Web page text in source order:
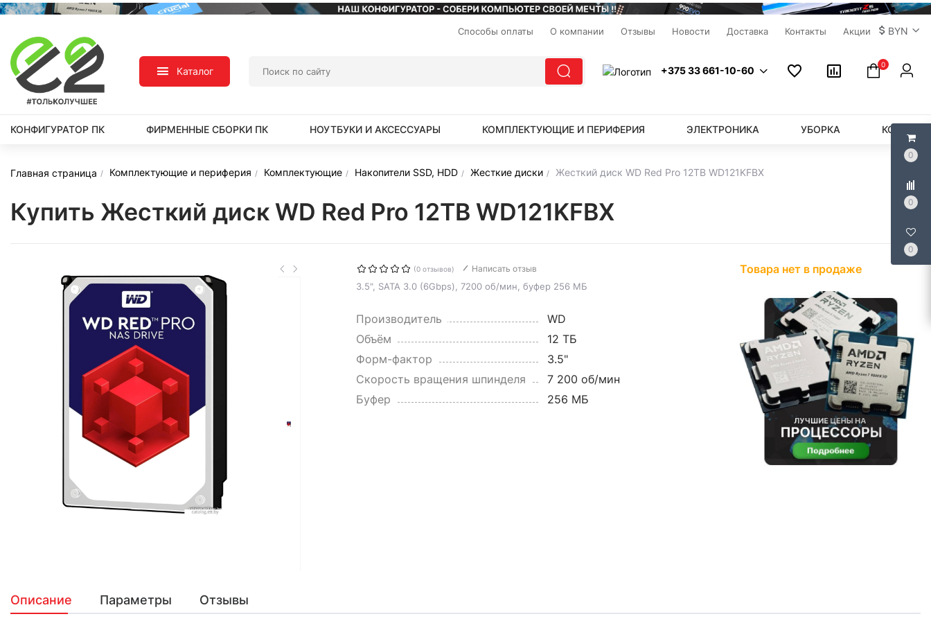
0
0
0
Способы оплаты О компании Отзывы Новости Доставка Контакты Акции BYN
Каталог +375 33 661-10-60
0
КОНФИГУРАТОР ПК ФИРМЕННЫЕ СБОРКИ ПК НОУТБУКИ И АКСЕССУАРЫ КОМПЛЕКТУЮЩИЕ И ПЕРИФЕРИЯ ЭЛЕКТРОНИКА УБОРКА
Главная страница Комплектующие и периферия Комплектующие Накопители SSD, HDD Жесткие диски Жесткий диск WD Red Pro 12TB WD121KFBX
Купить Жесткий диск WD Red Pro 12TB WD121KFBX
(0 отзывов) Написать отзыв
3.5", SATA 3.0 (6Gbps), 7200 об/мин, буфер 256 МБ
Производитель
WD
Объём
12 ТБ
Форм-фактор
3.5"
Скорость вращения шпинделя
7 200 об/мин
Буфер
256 МБ
Товара нет в продаже
Описание Параметры Отзывы